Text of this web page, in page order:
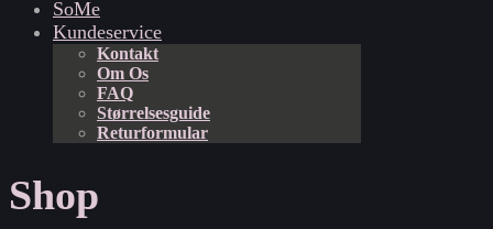
SoMe
Kundeservice
Kontakt
Om Os
FAQ
Størrelsesguide
Returformular
Shop